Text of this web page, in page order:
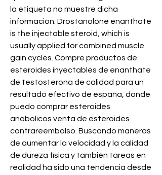
la etiqueta no muestre dicha
información. Drostanolone enanthate
is the injectable steroid, which is
usually applied for combined muscle
gain cycles. Compre productos de
esteroides inyectables de enanthate
de testosterona de calidad para un
resultado efectivo de españa, donde
puedo comprar esteroides
anabolicos venta de esteroides
contrareembolso. Buscando maneras
de aumentar la velocidad y la calidad
de dureza física y también tareas en
realidad ha sido una tendencia desde